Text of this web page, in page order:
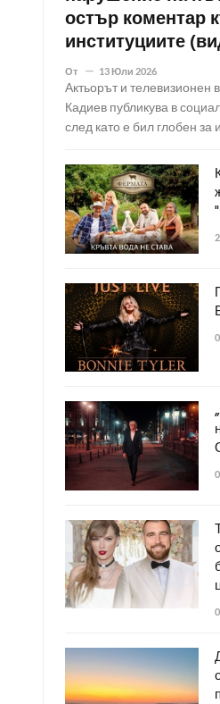
остър коментар
институциите
От 13 Юли 2026
Актьорът и
Кадиев публикува в
след като е бил глобен за